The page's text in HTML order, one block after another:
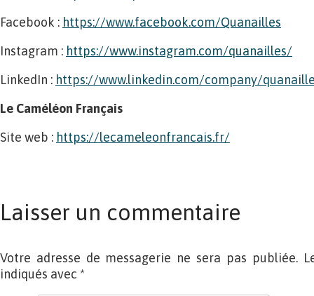
Facebook : https://www.facebook.com/Quanailles
Instagram : https://www.instagram.com/quanailles/
LinkedIn : https://www.linkedin.com/company/
Le Caméléon Français
Site web : https://lecameleonfrancais.fr/
Laisser un commentaire
Votre adresse de messagerie ne sera pas publiée.
indiqués avec *